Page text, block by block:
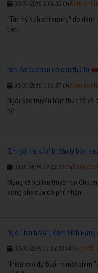
03/01/2019 2:04:06 CH
"Tân hỷ kịch chi vương" do
tiên.
Xem chi
Kim Kardashian có con thứ tư
03/01/2019 1:03:37 CH
Ngôi sao truyền hình thực tế và
hộ.
Xem chi
'Em gái trà sữa' bị đồn ly hôn
03/01/2019 12:03:33 CH
Mạng xã hội lan truyền tin
song cha của cô phủ nhận.
Xem chi
Ngô Thanh Vân, Đàm Vĩnh
03/01/2019 11:03:00 SA
Nhiều sao dự buổi ra mắt phim
Xem chi